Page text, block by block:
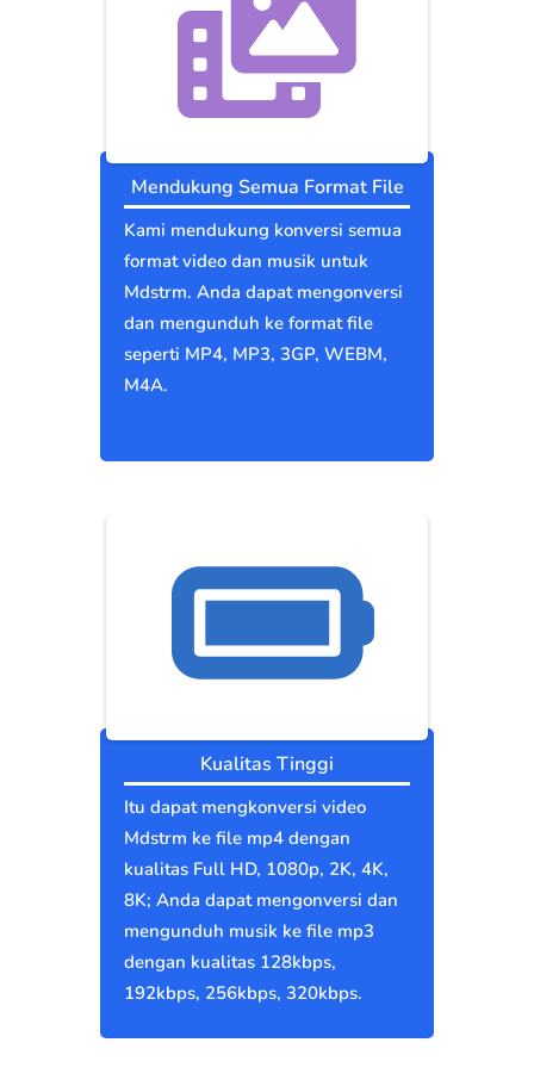
Mendukung Semua Format File
Kami mendukung konversi semua
format video dan musik untuk
Mdstrm. Anda dapat mengonversi
dan mengunduh ke format file
seperti MP4, MP3, 3GP, WEBM,
M4A.
Kualitas Tinggi
Itu dapat mengkonversi video
Mdstrm ke file mp4 dengan
kualitas Full HD, 1080p, 2K, 4K,
8K; Anda dapat mengonversi dan
mengunduh musik ke file mp3
dengan kualitas 128kbps,
192kbps, 256kbps, 320kbps.